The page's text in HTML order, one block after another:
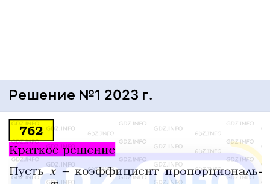
Решение №1 2023 г.